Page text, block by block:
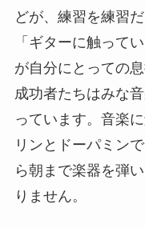
どが、練習を練習
「ギターに触って
が自分にとっての
成功者たちはみな
っています。音楽
リンとドーパミン
ら朝まで楽器を弾
りません。